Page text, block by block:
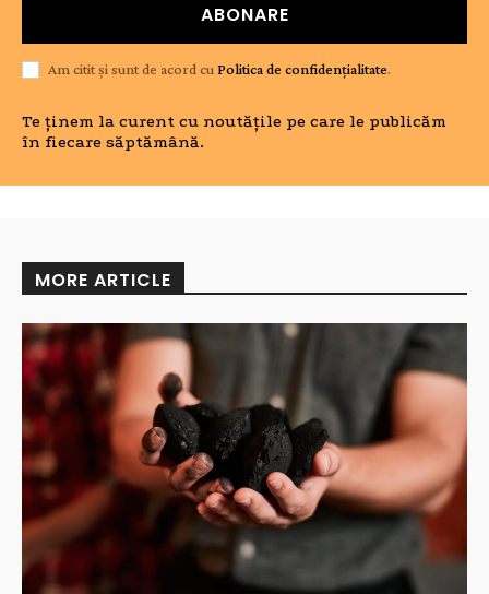
ABONARE
Am citit și sunt de acord cuPolitica de confidențialitate.
Te ținem la curent cu noutățile pe care le publicăm
în fiecare săptămână.
MORE ARTICLE